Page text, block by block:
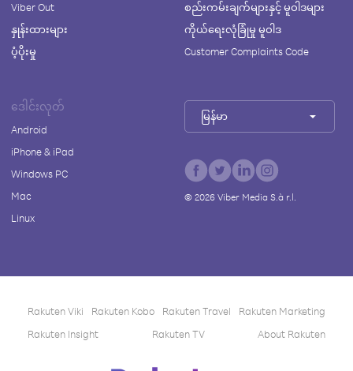
Viber Out
နှုန်းထားများ
ပံ့ပိုးမှု
စည်းကမ်းချက်များနှင့် မူဝါဒများ
ကိုယ်ရေးလုံခြုံမှု မူဝါဒ
Customer Complaints Code
ဒေါင်းလုတ်
Android
iPhone & iPad
Windows PC
Mac
Linux
မြန်မာ
© 2026Viber Media S.à r.l.
Rakuten Viki Rakuten Kobo Rakuten Travel
Rakuten Marketing
Rakuten Insight
Rakuten TV About Rakuten